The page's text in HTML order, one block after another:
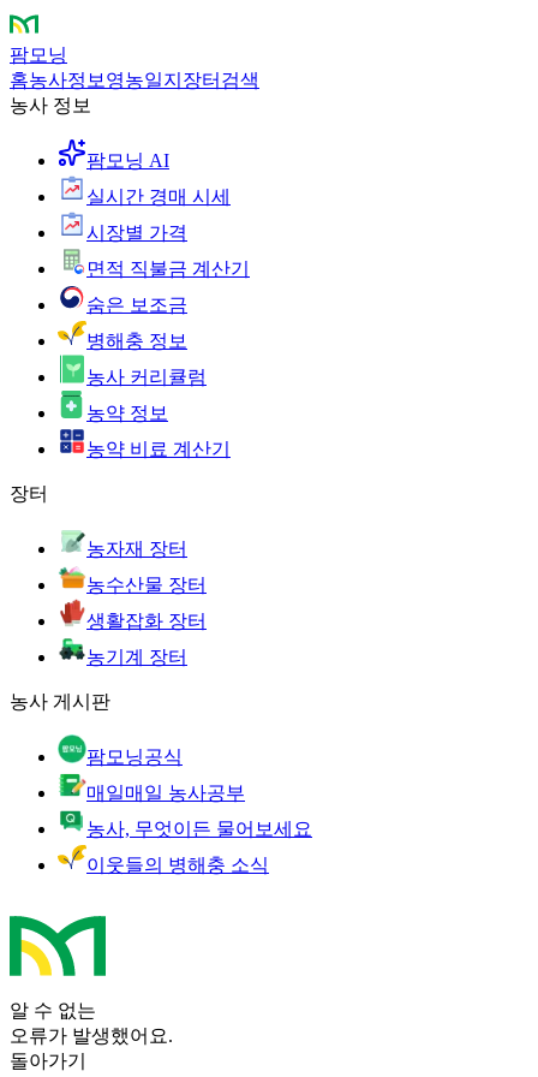
팜모닝
홈농사정보 영농일지 장터 검색
농사 정보
팜모닝 AI
실시간 경매 시세
시장별 가격
면적 직불금 계산기
숨은 보조금
병해충 정보
농사 커리큘럼
농약 정보
농약 비료 계산기
장터
농자재 장터
농수산물 장터
생활잡화 장터
농기계 장터
농사 게시판
팜모닝공식
매일매일 농사공부
농사, 무엇이든 물어보세요
이웃들의 병해충 소식
알 수 없는
오류가 발생했어요.
돌아가기